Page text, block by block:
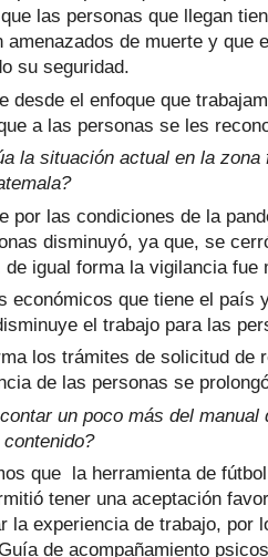
las personas que llegan
amenazados de muerte y que
su seguridad.
desde el enfoque que
a las personas se les
la situación actual en la zona
por las condiciones de la
disminuyó, ya que, se
de igual forma la vigilancia fue
económicos que tiene el país
el trabajo para las
los trámites de solicitud de
de las personas se
un poco más del
que la herramienta de
tener una aceptación
la experiencia de trabajo, por
de acompañamiento